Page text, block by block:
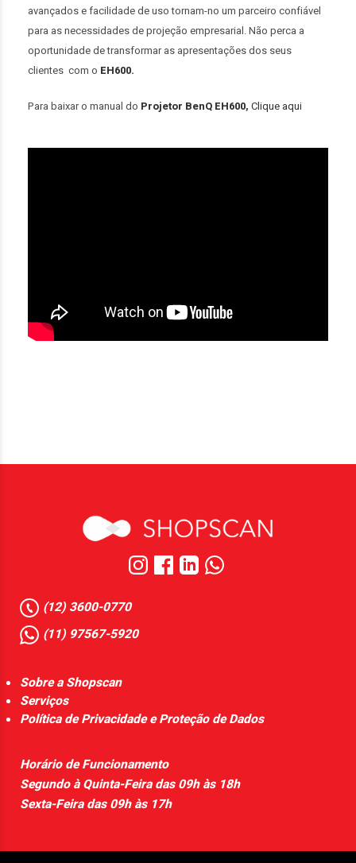
avançados e facilidade de uso tornam-no um parceiro confiável
para as necessidades de projeção empresarial. Não perca a
oportunidade de transformar as apresentações dos seus
clientes com o EH600.
Para baixar o manual do Projetor BenQ EH600, Clique aqui
(12) 3600-0770
(11) 97567-5920
Sobre a Shopscan
Serviços
Política de Privacidade e Proteção de Dados
Horário de Funcionamento
Segundo à Quinta-Feira das 09h às 18h
Sexta-Feira das 09h às 17h